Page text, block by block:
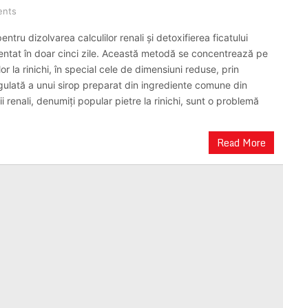
dizolvarea calculilor renali și detoxifierea ficatului
în doar cinci zile. Această metodă se concentrează pe
la rinichi, în special cele de dimensiuni reduse, prin
a unui sirop preparat din ingrediente comune din
renali, denumiți popular pietre la rinichi, sunt o problemă
Read More